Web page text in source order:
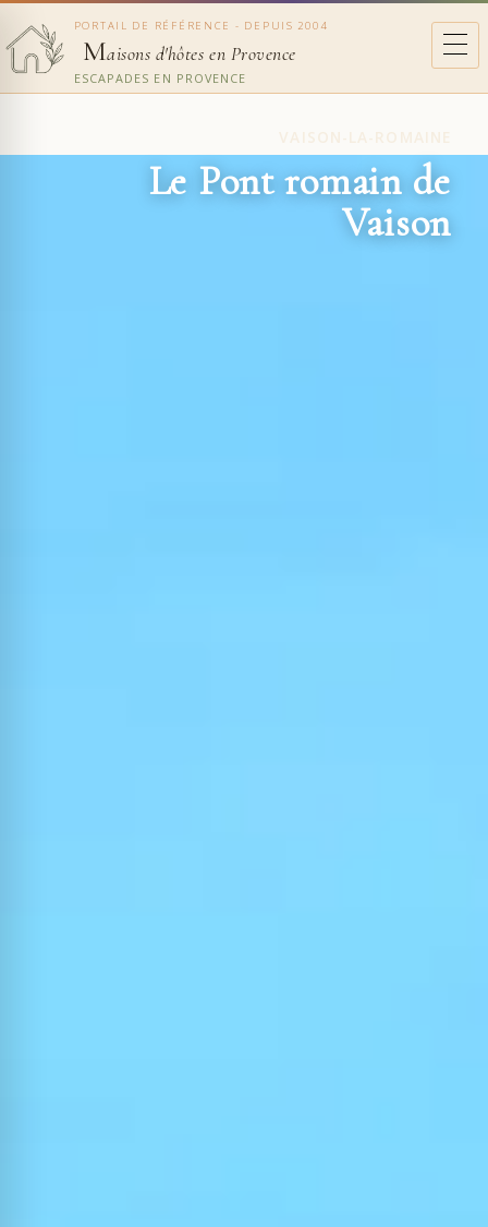
PORTAIL DE RÉFÉRENCE - DEPUIS 2004
Maisons d'hôtes en Provence
ESCAPADES EN PROVENCE
Le Pont romain de
Vaison